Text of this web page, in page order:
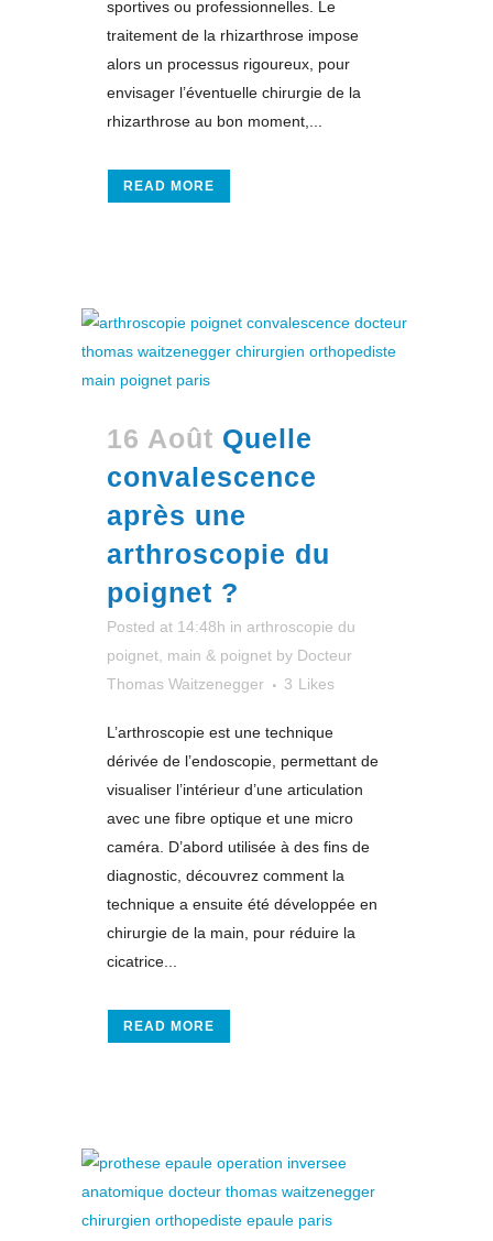
sportives ou professionnelles. Le
traitement de la rhizarthrose impose
alors un processus rigoureux, pour
envisager l’éventuelle chirurgie de la
rhizarthrose au bon moment,...
READ MORE
16 Août Quelle
convalescence
après une
arthroscopie du
poignet ?
Posted at 14:48h in arthroscopie du
poignet main & poignet by Docteur
Thomas Waitzenegger
3 Likes
L’arthroscopie est une technique
dérivée de l’endoscopie, permettant de
visualiser l’intérieur d’une articulation
avec une fibre optique et une micro
caméra. D’abord utilisée à des fins de
diagnostic, découvrez comment la
technique a ensuite été développée en
chirurgie de la main, pour réduire la
cicatrice...
READ MORE